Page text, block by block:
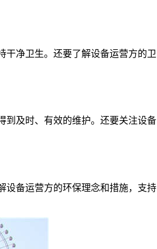
干净卫生。还要了解设备运营方的卫
到及时、有效的维护。还要关注设备
设备运营方的环保理念和措施，支持